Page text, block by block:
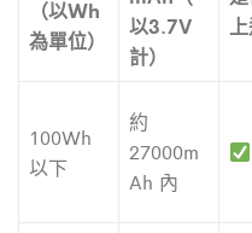
（以Wh
為單位）
以3.7V
計）
100Wh
以下
約
27000m
Ah 內